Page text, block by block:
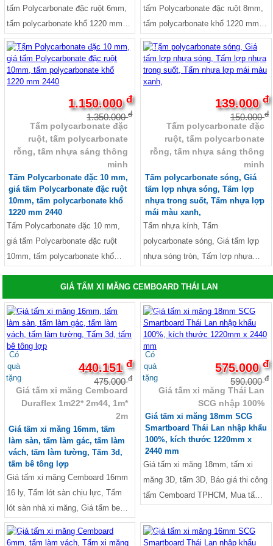
tấm Polycarbonate đặc ruột 6mm,
tấm polycarbonate khổ 1220 mm,
1520 mm, 1820 mm, 2100 mm,
Cuôn dài 20m
tấm Polycarbonate đặc ruột 8mm,
tấm polycarbonate khổ 1220 mm
2440mm, Polycarbonate màu trắng
trong 8mm, nhựa kính
Polycarbonate
-15%
1.150.000đ
1.350.000đ
Tấm polycarbonate đặc
ruột, tấm polycarbonate
rỗng, tấm nhựa sáng thông
minh
Tấm Polycarbonate đặc 10 mm,
giá tấm Polycarbonate đặc ruột
10mm, tấm polycarbonate khổ
1220 mm 2440
Tấm Polycarbonate đặc 10 mm,
giá tấm Polycarbonate đặc ruột
10mm, tấm polycarbonate khổ
màu trắng trong 10mm, nhựa kính
Polycarbonate
-7%
139.000đ
150.000đ
Tấm polycarbonate đặc
ruột, tấm polycarbonate
rỗng, tấm nhựa sáng thông
minh
Tấm polycarbonate sóng, Giá
tấm lợp nhựa sóng, Tấm lợp
nhựa trong suốt, Tấm nhựa lợp
mái màu xanh,
Tấm nhựa kính, Tấm
polycarbonate sóng, Giá tấm lợp
nhựa sóng tròn, Tấm lợp nhựa
sóng, Giá tấm lợp nhựa sóng, Tấm
lợp nhựa trong suốt, Tấm nhựa lợp
mái màu xanh
GIÁ TẤM XI MĂNG CEMBOARD THÁI LAN
-7%
Có
quà
tặng
440.151đ
475.000đ
Giá tấm xi măng Cemboard
Duraflex 1m22* 2m44, 1m*
2m
Giá tấm xi măng 16mm, tấm
làm sàn, tấm làm gác, tấm làm
vách, tấm làm tường, Tấm 3d,
tấm bê tông lợp
Giá tấm xi măng Cemboard 16mm
16 ly, Tấm lót sàn chịu lực, Tấm
lót sàn nhà xi măng, Giá tấm be
tông nhẹ lót sàn, Bảng giá tấm xi
măng lót sàn, Tấm lót sàn gác
-3%
Có
quà
tặng
575.000đ
590.000đ
Giá tấm xi măng Thái Lan
SCG nhập 100%
Giá tấm xi măng 18mm SCG
Smartboard Thái Lan nhập khẩu
100%, kích thước 1220mm x
2440 mm
Giá tấm xi măng 18mm, tấm xi
măng 3D, tấm 3D, Báo giá thi công
tấm Cemboard TPHCM, Mua tấm
Cemboard tại Tphcm, Báo giá tấm
sàn be tông siêu nhẹ, giá tấm xi
-5% -4%